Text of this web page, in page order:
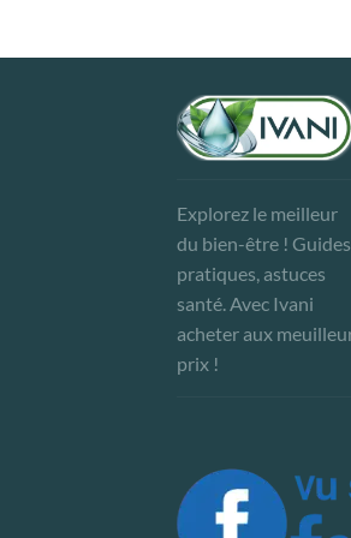
Explorez le meilleur
du bien-être ! Guides
pratiques, astuces
santé. Avec Ivani
acheter aux
prix !